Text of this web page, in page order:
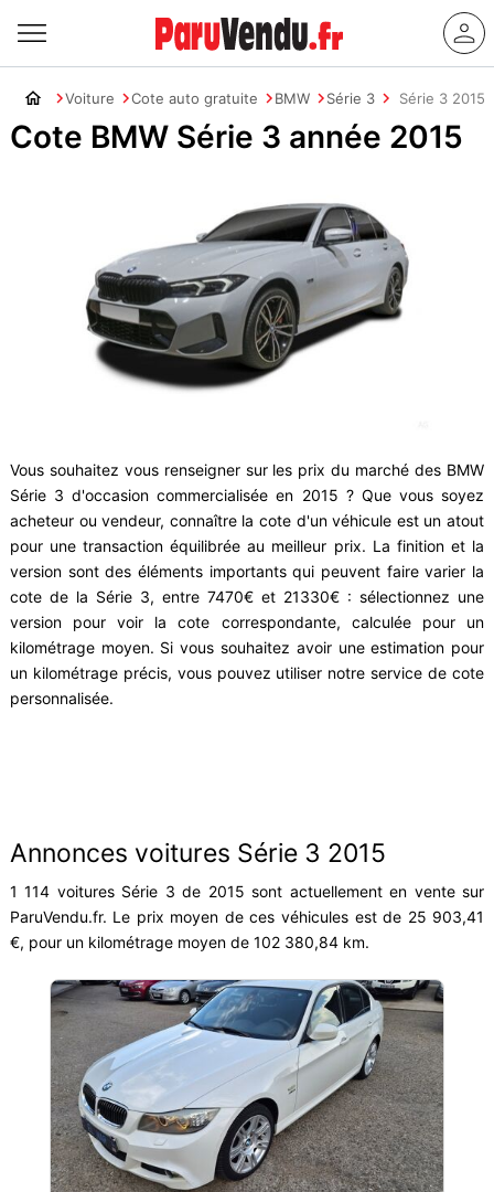
Voiture Cote auto gratuite BMW Série 3 Série 3 2015
Cote BMW Série 3 année 2015
Vous souhaitez vous renseigner sur les prix du marché des BMW
Série 3 d'occasion commercialisée en 2015 ? Que vous soyez
acheteur ou vendeur, connaître la cote d'un véhicule est un atout
pour une transaction équilibrée au meilleur prix. La finition et la
version sont des éléments importants qui peuvent faire varier la
cote de la Série 3, entre 7470€ et 21330€ : sélectionnez une
version pour voir la cote correspondante, calculée pour un
kilométrage moyen. Si vous souhaitez avoir une estimation pour
un kilométrage précis, vous pouvez utiliser notre service de cote
personnalisée.
Annonces voitures Série 3 2015
1 114 voitures Série 3 de 2015 sont actuellement en vente sur
ParuVendu.fr. Le prix moyen de ces véhicules est de 25 903,41
€, pour un kilométrage moyen de 102 380,84 km.